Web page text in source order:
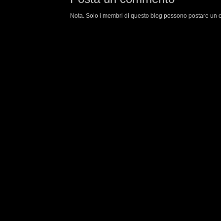
Nota. Solo i membri di questo blog possono postare un